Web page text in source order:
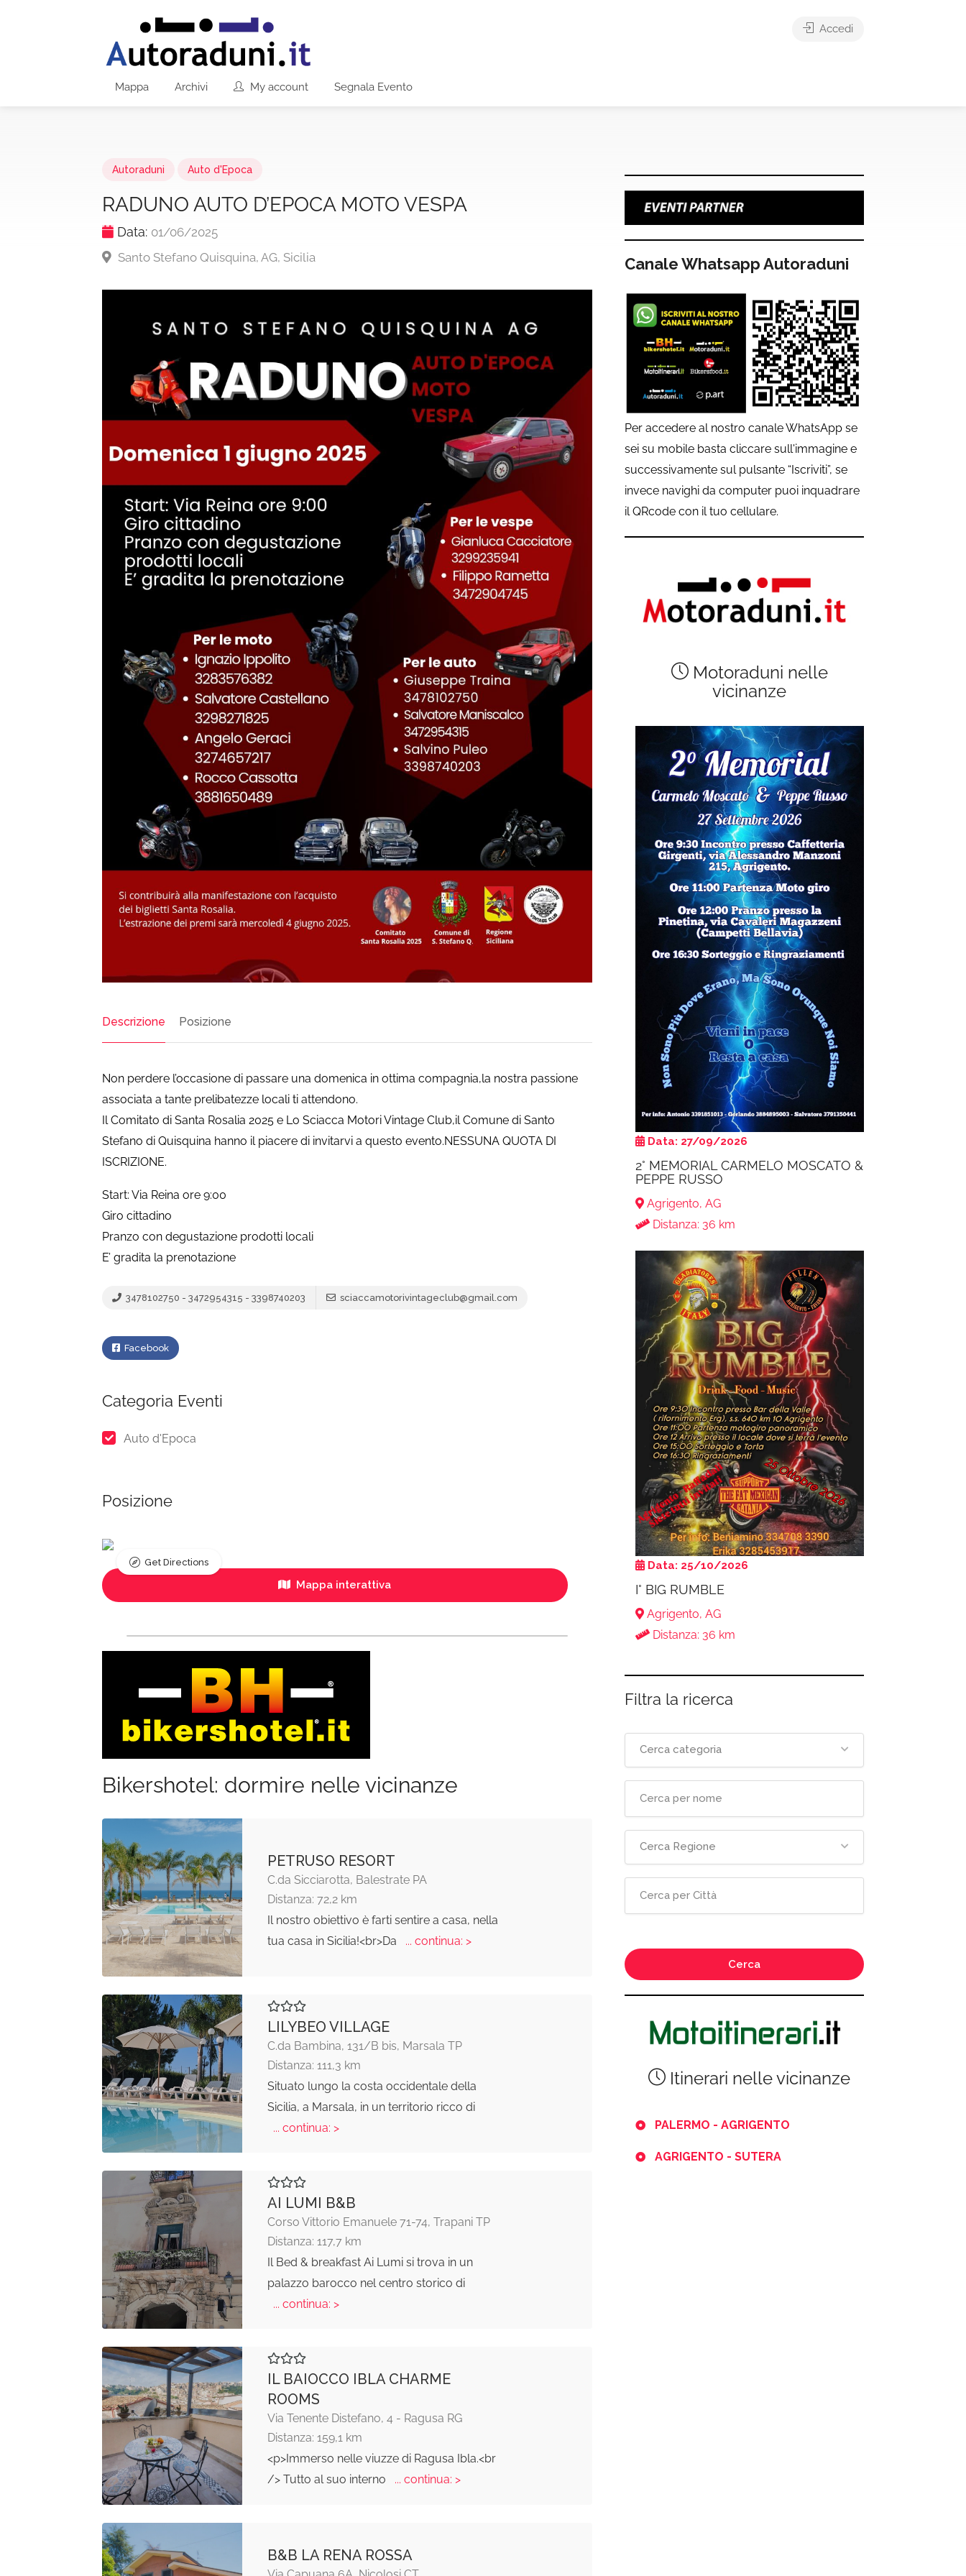
Mappa Archivi My account Segnala Evento
Accedi
Autoraduni Auto d'Epoca
RADUNO AUTO D’EPOCA MOTO VESPA
Data: 01/06/2025
Santo Stefano Quisquina, AG, Sicilia
Descrizione Posizione
Non perdere l’occasione di passare una domenica in ottima compagnia,la nostra passione
associata a tante prelibatezze locali ti attendono.
Il Comitato di Santa Rosalia 2025 e Lo Sciacca Motori Vintage Club,il Comune di Santo
Stefano di Quisquina hanno il piacere di invitarvi a questo evento.NESSUNA QUOTA DI
ISCRIZIONE.
Start: Via Reina ore 9:00
Giro cittadino
Pranzo con degustazione prodotti locali
E’ gradita la prenotazione
3478102750 - 3472954315 - 3398740203 sciaccamotorivintageclub@gmail.com
Facebook
Categoria Eventi
Auto d'Epoca
Posizione
Mappa interattiva
Get Directions
Bikershotel: dormire nelle vicinanze
PETRUSO RESORT
C.da Sicciarotta, Balestrate PA
Distanza: 72,2 km
Il nostro obiettivo è farti sentire a casa, nella
tua casa in Sicilia!<br>Da
... continua: >
LILYBEO VILLAGE
C.da Bambina, 131/B bis, Marsala TP
Distanza: 111,3 km
Situato lungo la costa occidentale della
Sicilia, a Marsala, in un territorio ricco di
... continua: >
AI LUMI B&B
Corso Vittorio Emanuele 71-74, Trapani TP
Distanza: 117,7 km
Il Bed & breakfast Ai Lumi si trova in un
palazzo barocco nel centro storico di
... continua: >
IL BAIOCCO IBLA CHARME
ROOMS
Via Tenente Distefano, 4 - Ragusa RG
Distanza: 159,1 km
<p>Immerso nelle viuzze di Ragusa Ibla.<br
/> Tutto al suo interno
... continua: >
B&B LA RENA ROSSA
Canale Whatsapp Autoraduni
Per accedere al nostro canale WhatsApp se
sei su mobile basta cliccare sull'immagine e
successivamente sul pulsante “Iscriviti”, se
invece navighi da computer puoi inquadrare
il QRcode con il tuo cellulare.
Motoraduni nelle
vicinanze
Data: 27/09/2026
2° MEMORIAL CARMELO MOSCATO &
PEPPE RUSSO
Agrigento, AG
Distanza: 36 km
Data: 25/10/2026
I° BIG RUMBLE
Agrigento, AG
Distanza: 36 km
Filtra la ricerca
Cerca categoria
Cerca Regione
Cerca
Itinerari nelle vicinanze
PALERMO - AGRIGENTO
AGRIGENTO - SUTERA